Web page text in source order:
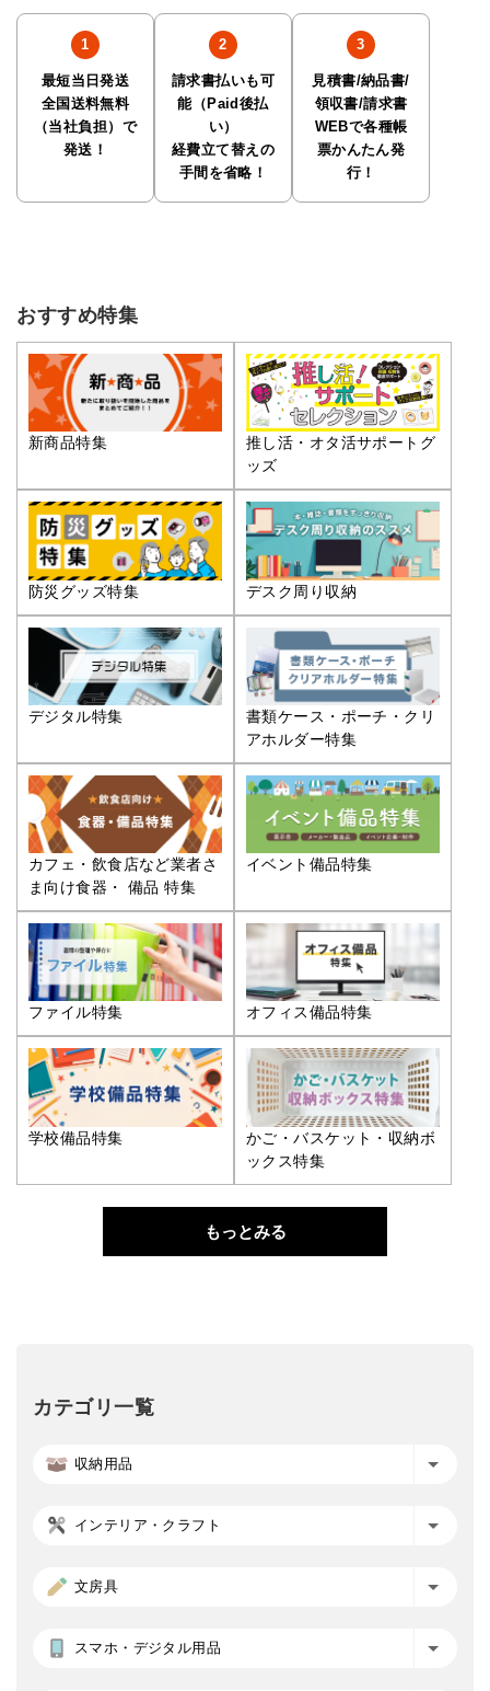
最短当日発送
全国送料無料
（当社負担）で
発送！
請求書払いも可
能（Paid後払
い）
経費立て替えの
手間を省略！
見積書/納品書/
領収書/請求書
WEBで各種帳
票かんたん発
行！
おすすめ特集
新商品特集
推し活・オタ活サポートグ
ッズ
防災グッズ特集 デスク周り収納
デジタル特集
書類ケース・ポーチ・クリ
アホルダー特集
カフェ・飲食店など業者さ
ま向け食器・ 備品 特集
イベント備品特集
ファイル特集 オフィス備品特集
学校備品特集
かご・バスケット・収納ボ
ックス特集
もっとみる
カテゴリ一覧
収納用品
インテリア・クラフト
文房具
スマホ・デジタル用品